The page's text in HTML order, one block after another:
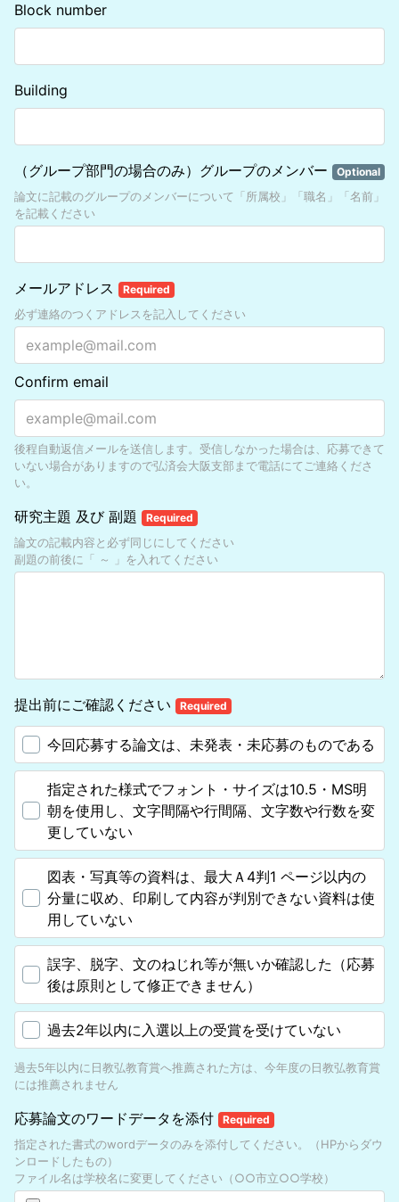
Block number
Building
（グループ部門の場合のみ）グループのメンバー Optional
論文に記載のグループのメンバーについて「所属校」「職名」「名前」
を記載ください
メールアドレス Required
必ず連絡のつくアドレスを記入してください
Confirm email
後程自動返信メールを送信します。受信しなかった場合は、応募できて
いない場合がありますので弘済会大阪支部まで電話にてご連絡くださ
い。
研究主題 及び 副題 Required
論文の記載内容と必ず同じにしてください
副題の前後に「 ～ 」を入れてください
提出前にご確認ください Required
今回応募する論文は、未発表・未応募のものである
指定された様式でフォント・サイズは10.5・MS明
朝を使用し、文字間隔や行間隔、文字数や行数を変
更していない
図表・写真等の資料は、最大Ａ4判1 ページ以内の
分量に収め、印刷して内容が判別できない資料は使
用していない
誤字、脱字、文のねじれ等が無いか確認した（応募
後は原則として修正できません）
過去2年以内に入選以上の受賞を受けていない
過去5年以内に日教弘教育賞へ推薦された方は、今年度の日教弘教育賞
には推薦されません
応募論文のワードデータを添付 Required
指定された書式のwordデータのみを添付してください。（HPからダウ
ンロードしたもの）
ファイル名は学校名に変更してください（○○市立○○学校）